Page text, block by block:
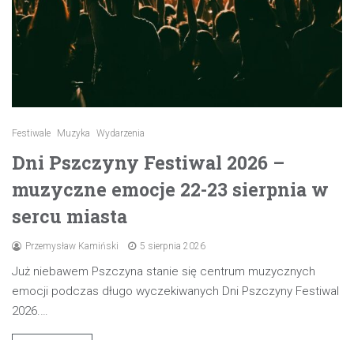
Festiwale Muzyka Wydarzenia
Dni Pszczyny Festiwal 2026 –
muzyczne emocje 22-23 sierpnia w
sercu miasta
Przemysław Kamiński 5 sierpnia 2026
Już niebawem Pszczyna stanie się centrum muzycznych
emocji podczas długo wyczekiwanych Dni Pszczyny Festiwal
2026.…